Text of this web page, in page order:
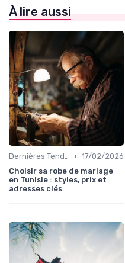
À lire aussi
Dernières Tendances de Mode • 17/02/2026
Choisir sa robe de mariage
en Tunisie : styles, prix et
adresses clés